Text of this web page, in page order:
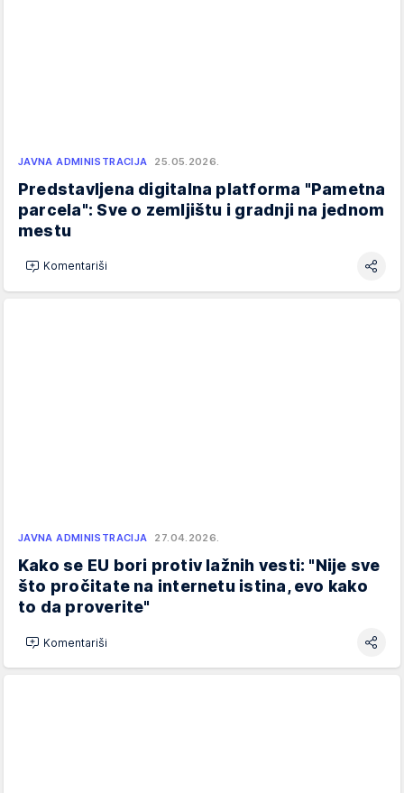
JAVNA ADMINISTRACIJA 25.05.2026.
Predstavljena digitalna platforma "Pametna
parcela": Sve o zemljištu i gradnji na jednom
mestu
Komentariši
JAVNA ADMINISTRACIJA 27.04.2026.
Kako se EU bori protiv lažnih vesti: "Nije sve
što pročitate na internetu istina, evo kako
to da proverite"
Komentariši